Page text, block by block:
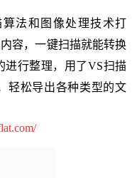
算法和图像处理技术打
容，一键扫描就能转换
进行整理，用了VS扫描
轻松导出各种类型的文